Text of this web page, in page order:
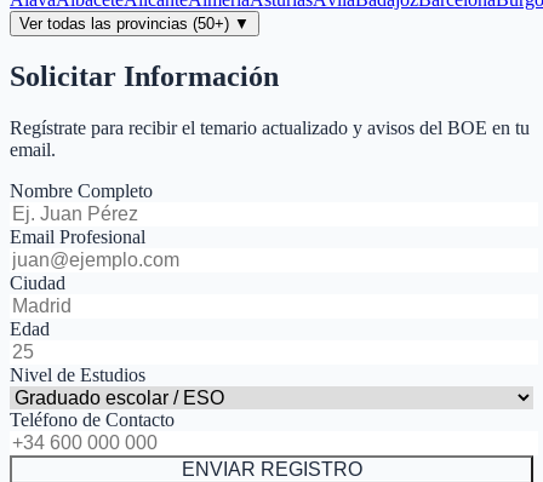
Ver todas las provincias (50+) ▼
Solicitar Información
Regístrate para recibir el temario actualizado y avisos del BOE en tu
email.
Nombre Completo
Email Profesional
Ciudad
Edad
Nivel de Estudios
Teléfono de Contacto
ENVIAR REGISTRO